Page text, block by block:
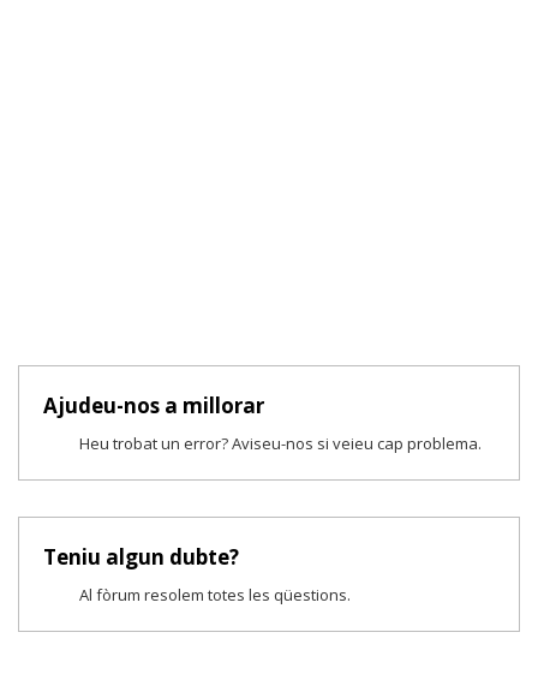
Ajudeu-nos a millorar
Heu trobat un error? Aviseu-nos si veieu cap problema.
Teniu algun dubte?
Al fòrum resolem totes les qüestions.